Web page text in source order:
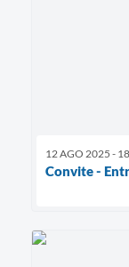
12 AGO 2025 -
Convite -